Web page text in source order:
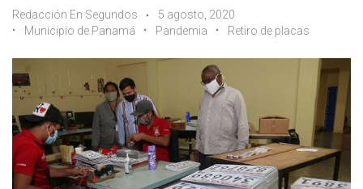
Redacción En Segundos
5 agosto, 2020
Municipio de Panamá
Pandemia Retiro de placas